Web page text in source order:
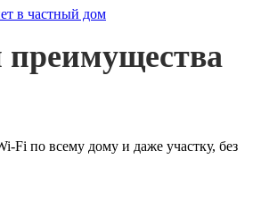
в частный дом
Fi по всему дому и даже участку, без